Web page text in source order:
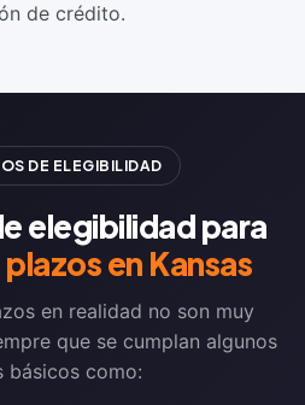
de crédito.
DE ELEGIBILIDAD
elegibilidad para
en Kansas
en realidad no son muy
que se cumplan algunos
básicos como: